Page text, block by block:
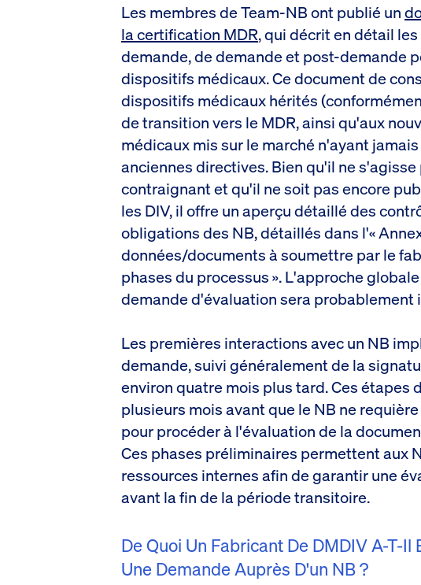
Les membres de Team-NB ont publié un
la certification MDR, qui décrit en détail
demande, de demande et post-demande
dispositifs médicaux. Ce document de
dispositifs médicaux hérités
de transition vers le MDR, ainsi qu'aux
médicaux mis sur le marché n'ayant
anciennes directives. Bien qu'il ne
contraignant et qu'il ne soit pas encore
les DIV, il offre un aperçu détaillé des
obligations des NB, détaillés dans l'«
données/documents à soumettre par le
phases du processus ». L'approche
demande d'évaluation sera probablement
Les premières interactions avec un NB
demande, suivi généralement de la
environ quatre mois plus tard. Ces étapes
plusieurs mois avant que le NB ne
pour procéder à l'évaluation de la
Ces phases préliminaires permettent aux
ressources internes afin de garantir une
avant la fin de la période transitoire.
De Quoi Un Fabricant De DMDIV A-T-Il
Une Demande Auprès D'un NB ?